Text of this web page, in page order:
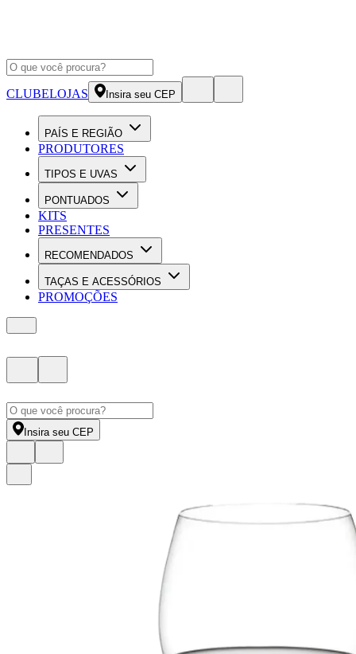
CLUBELOJAS Insira seu CEP
PAÍS E REGIÃO
PRODUTORES
TIPOS E UVAS
PONTUADOS
KITS
PRESENTES
RECOMENDADOS
TAÇAS E ACESSÓRIOS
PROMOÇÕES
Insira seu CEP